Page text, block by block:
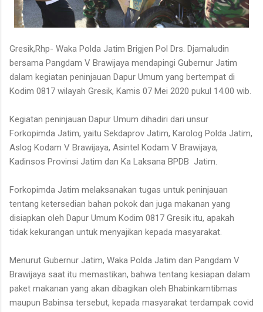
Gresik,Rhp- Waka Polda Jatim Brigjen Pol Drs. Djamaludin
bersama Pangdam V Brawijaya mendapingi Gubernur Jatim
dalam kegiatan peninjauan Dapur Umum yang bertempat di
Kodim 0817 wilayah Gresik, Kamis 07 Mei 2020 pukul 14.00 wib.
Kegiatan peninjauan Dapur Umum dihadiri dari unsur
Forkopimda Jatim, yaitu Sekdaprov Jatim, Karolog Polda Jatim,
Aslog Kodam V Brawijaya, Asintel Kodam V Brawijaya,
Kadinsos Provinsi Jatim dan Ka Laksana BPDB Jatim.
Forkopimda Jatim melaksanakan tugas untuk peninjauan
tentang ketersedian bahan pokok dan juga makanan yang
disiapkan oleh Dapur Umum Kodim 0817 Gresik itu, apakah
tidak kekurangan untuk menyajikan kepada masyarakat.
Menurut Gubernur Jatim, Waka Polda Jatim dan Pangdam V
Brawijaya saat itu memastikan, bahwa tentang kesiapan dalam
paket makanan yang akan dibagikan oleh Bhabinkamtibmas
maupun Babinsa tersebut, kepada masyarakat terdampak covid